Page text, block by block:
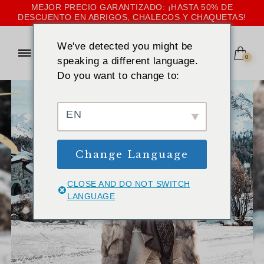
MEJOR PRECIO GARANTIZADO: ¡HASTA 50% DE
DESCUENTO EN ABRIGOS, CHALECOS Y CHAQUETAS!
0
E
O
We've detected you might be
speaking a different language.
Do you want to change to:
EN
Change Language
CLOSE AND DO NOT SWITCH
LANGUAGE